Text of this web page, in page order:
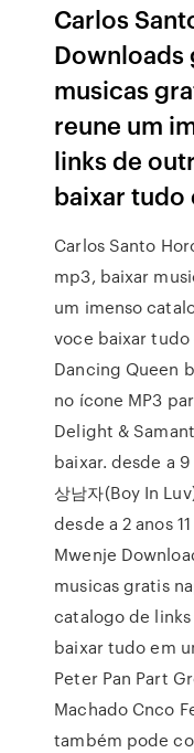
Carlos
Downloads
musicas
reune um
links de
baixar tudo
Carlos Santo
mp3, baixar
um imenso
voce baixar tudo
Dancing Queen
no ícone MP3
Delight &
baixar. desde a
상남자(Boy In
desde a 2 anos
Mwenje
musicas gratis
catalogo de
baixar tudo em
Peter Pan Part
Machado Cnco
também pode